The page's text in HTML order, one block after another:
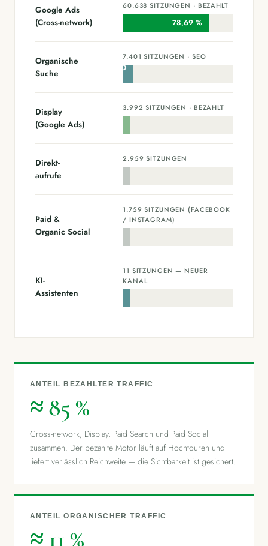
Google Ads
(Cross-network)
60.638 SITZUNGEN · BEZAHLT
78,69 %
Organische
Suche
7.401 SITZUNGEN · SEO
9,60
Display
(Google Ads)
3.992 SITZUNGEN · BEZAHLT
Direkt-
aufrufe
2.959 SITZUNGEN
Paid &
Organic Social
1.759 SITZUNGEN (FACEBOOK
/ INSTAGRAM)
KI-
Assistenten
11 SITZUNGEN — NEUER
KANAL
ANTEIL BEZAHLTER TRAFFIC
≈ 85 %
Cross-network, Display, Paid Search und Paid Social
zusammen. Der bezahlte Motor läuft auf Hochtouren und
liefert verlässlich Reichweite — die Sichtbarkeit ist gesichert.
ANTEIL ORGANISCHER TRAFFIC
≈ 11 %